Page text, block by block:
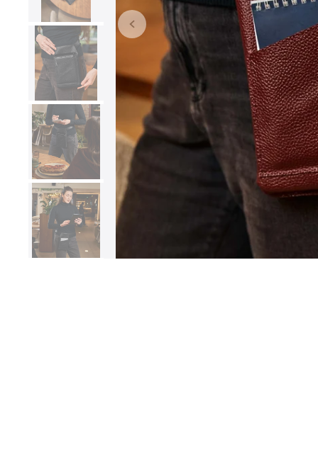
ШКІРЯНІ ЧОХЛИ ДЛЯ
MACBOOK ТА IPAD
MacBook 13" / 14" / 15" /
16"
Ipad Air / Pro
ДЛЯ ФОТОГРАФІВ